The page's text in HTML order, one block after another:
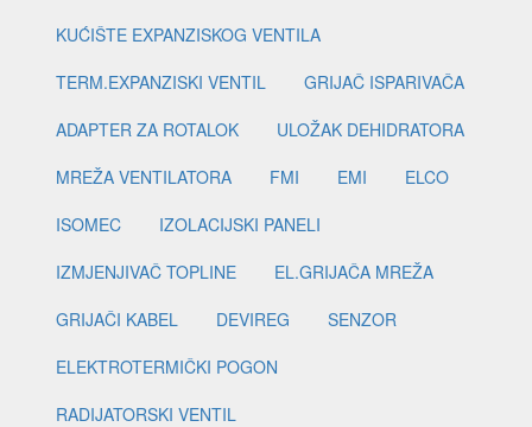
KUĆIŠTE EXPANZISKOG VENTILA
TERM.EXPANZISKI VENTIL
GRIJAČ ISPARIVAČA
ADAPTER ZA ROTALOK
ULOŽAK DEHIDRATORA
MREŽA VENTILATORA
FMI EMI
ELCO
ISOMEC
IZOLACIJSKI PANELI
IZMJENJIVAČ TOPLINE
EL.GRIJAČA MREŽA
GRIJAČI KABEL
DEVIREG
SENZOR
ELEKTROTERMIČKI POGON
RADIJATORSKI VENTIL